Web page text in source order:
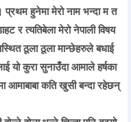
हुनेमा मेरो नाम भन्दा म त
र त्यतिबेला मेरो नेपाली विषय
ठूला ठूला मान्छेहरुले बधाई
यो कुरा सुनाउँदा आमाले हर्षका
आमाबाबा कति खुसी बन्दा रहेछन्